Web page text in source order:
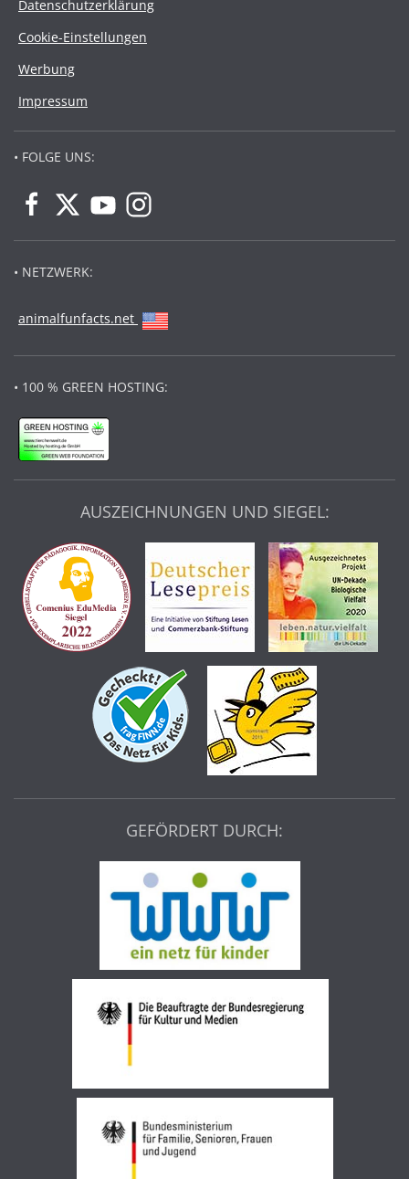
Datenschutzerklärung
Cookie-Einstellungen
Werbung
Impressum
• FOLGE UNS:
• NETZWERK:
animalfunfacts.net
• 100 % GREEN HOSTING:
AUSZEICHNUNGEN UND SIEGEL:
GEFÖRDERT DURCH: